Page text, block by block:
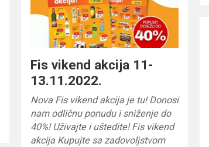
Fis vikend akcija 11-
13.11.2022.
Nova Fis vikend akcija je tu! Donosi
nam odličnu ponudu i sniženje do
40%! Uživajte i uštedite! Fis vikend
akcija Kupujte sa zadovoljstvom